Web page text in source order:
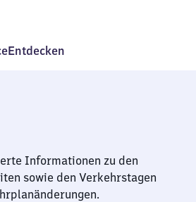
Entdecken
Informationen zu den
sowie den Verkehrstagen